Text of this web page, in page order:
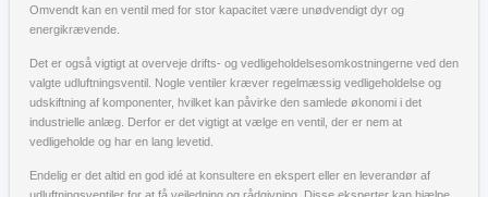
Omvendt kan en ventil med for stor kapacitet være unødvendigt dyr og
energikrævende.
Det er også vigtigt at overveje drifts- og vedligeholdelsesomkostningerne ved den
valgte udluftningsventil. Nogle ventiler kræver regelmæssig vedligeholdelse og
udskiftning af komponenter, hvilket kan påvirke den samlede økonomi i det
industrielle anlæg. Derfor er det vigtigt at vælge en ventil, der er nem at
vedligeholde og har en lang levetid.
Endelig er det altid en god idé at konsultere en ekspert eller en leverandør af